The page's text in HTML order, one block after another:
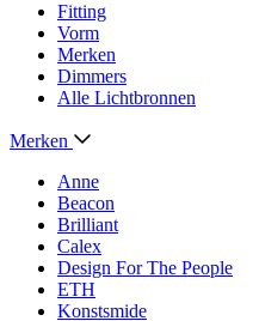
Fitting
Vorm
Merken
Dimmers
Alle Lichtbronnen
Merken
Anne
Beacon
Brilliant
Calex
Design For The People
ETH
Konstsmide